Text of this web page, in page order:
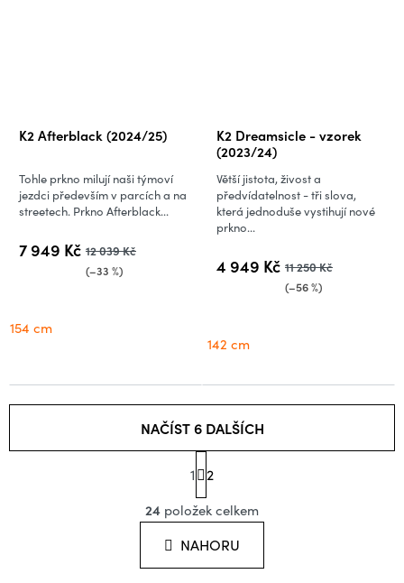
K2 Afterblack (2024/25)
7 949 Kč 12 039 Kč
(–33 %)
Tohle prkno milují naši týmoví
jezdci především v parcích a na
streetech. Prkno Afterblack...
154 cm
K2 Dreamsicle - vzorek
(2023/24)
4 949 Kč 11 250 Kč
(–56 %)
Větší jistota, živost a
předvídatelnost - tři slova,
která jednoduše vystihují nové
prkno...
142 cm
O
v
l
á
NAČÍST 6 DALŠÍCH
S
t
r
á
n
k
1
2
24 položek celkem
NAHORU